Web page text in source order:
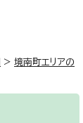
> 境南町エリアの